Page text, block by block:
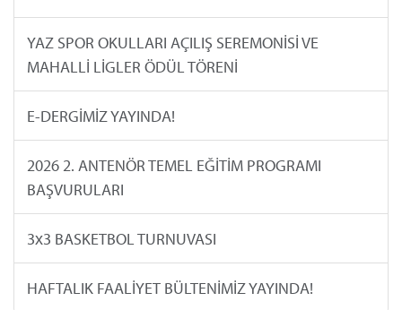
YAZ SPOR OKULLARI AÇILIŞ SEREMONİSİ VE
MAHALLİ LİGLER ÖDÜL TÖRENİ
E-DERGİMİZ YAYINDA!
2026 2. ANTENÖR TEMEL EĞİTİM PROGRAMI
BAŞVURULARI
3x3 BASKETBOL TURNUVASI
HAFTALIK FAALİYET BÜLTENİMİZ YAYINDA!